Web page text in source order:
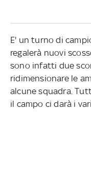
E' un turno di
regalerà nuovi
sono infatti due
ridimensionare le
alcune squadra.
il campo ci darà i